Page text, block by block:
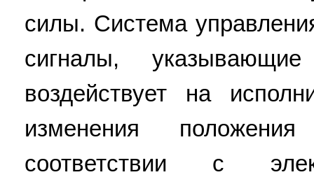
силы. Система
сигналы,
воздействует на
изменения
соответствии с